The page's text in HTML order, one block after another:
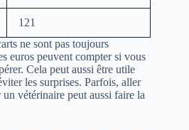
121
ne sont pas toujours
euros peuvent compter si vous
Cela peut aussi être utile
les surprises. Parfois, aller
vétérinaire peut aussi faire la